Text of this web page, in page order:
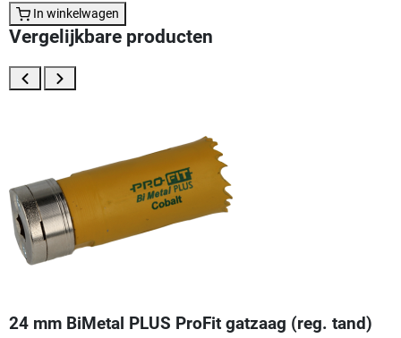
In winkelwagen
Vergelijkbare producten
24 mm BiMetal PLUS ProFit gatzaag (reg. tand)